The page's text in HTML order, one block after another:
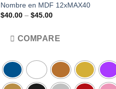
Nombre en MDF 12xMAX40
$40.00 – $45.00Price
through
$45.00
COMPARE